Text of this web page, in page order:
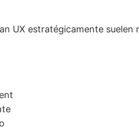
UX estratégicamente suelen